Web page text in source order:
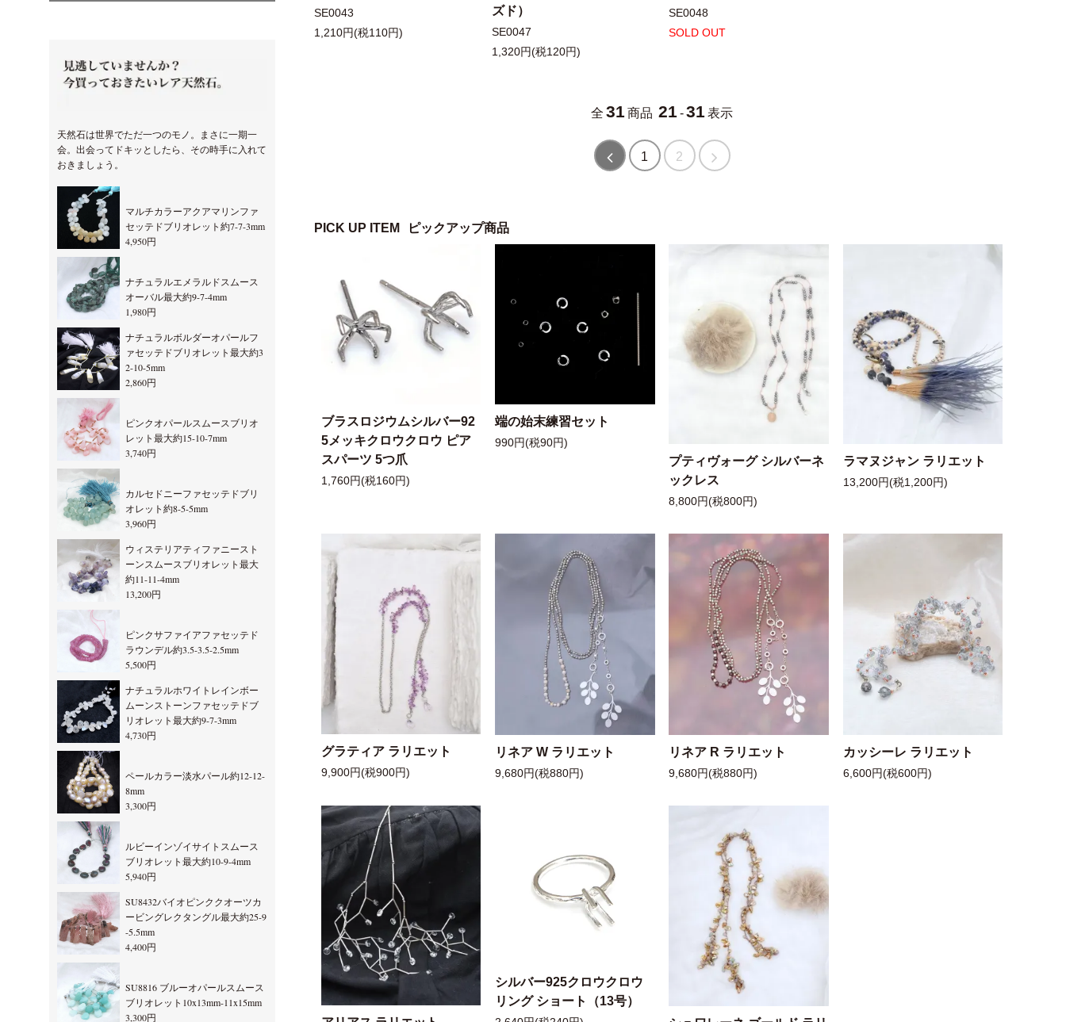
SE0043
1,210円(税110円)
ズド）
SE0047
1,320円(税120円)
SE0048
SOLD OUT
全 31 商品 21 -31 表示
1 2
PICK UP ITEM ピックアップ商品
ブラスロジウムシルバー92
5メッキクロウクロウ ピア
スパーツ 5つ爪
1,760円(税160円)
端の始末練習セット
990円(税90円)
プティヴォーグ シルバーネ
ックレス
8,800円(税800円)
ラマヌジャン ラリエット
13,200円(税1,200円)
グラティア ラリエット
9,900円(税900円)
リネア W ラリエット
9,680円(税880円)
リネア R ラリエット
9,680円(税880円)
カッシーレ ラリエット
6,600円(税600円)
シルバー925クロウクロウ
リング ショート（13号）
天然石は世界でただ一つのモノ。まさに一期一
会。出会ってドキッとしたら、その時手に入れて
おきましょう。
マルチカラーアクアマリンファ
セッテドブリオレット約7-7-3mm
4,950円
ナチュラルエメラルドスムース
オーバル最大約9-7-4mm
1,980円
ナチュラルボルダーオパールフ
ァセッテドブリオレット最大約3
2-10-5mm
2,860円
ピンクオパールスムースブリオ
レット最大約15-10-7mm
3,740円
カルセドニーファセッテドブリ
オレット約8-5-5mm
3,960円
ウィステリアティファニースト
ーンスムースブリオレット最大
約11-11-4mm
13,200円
ピンクサファイアファセッテド
ラウンデル約3.5-3.5-2.5mm
5,500円
ナチュラルホワイトレインボー
ムーンストーンファセッテドブ
リオレット最大約9-7-3mm
4,730円
ペールカラー淡水パール約12-12-
8mm
3,300円
ルビーインゾイサイトスムース
ブリオレット最大約10-9-4mm
5,940円
SU8432バイオピンククオーツカ
ービングレクタングル最大約25-9
-5.5mm
4,400円
SU8816 ブルーオパールスムース
ブリオレット10x13mm-11x15mm
3,300円